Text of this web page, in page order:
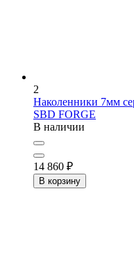
2
Наколенники 7мм
SBD FORGE
В наличии
14 860 ₽
В корзину